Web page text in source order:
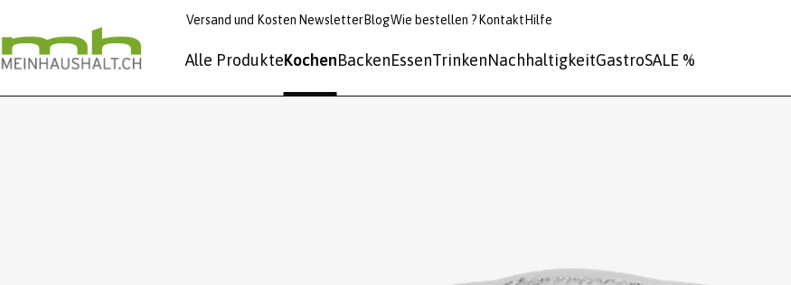
Versand und Kosten NewsletterBlogWie bestellen ? Kontakt Hilfe
Alle ProdukteKochenBackenEssenTrinkenNachhaltigkeitGastroSALE %